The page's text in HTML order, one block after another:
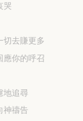
哭
切去賺更多
應你的呼召
地追尋
神禱告